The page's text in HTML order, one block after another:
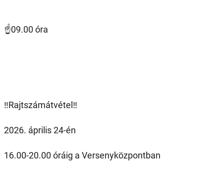
☝️09.00 óra
‼️Rajtszámátvétel‼️
2026. április 24-én
16.00-20.00 óráig a Versenyközpontban